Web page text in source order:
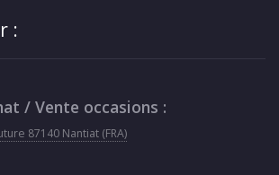
:
/ Vente occasions :
87140 Nantiat (FRA)